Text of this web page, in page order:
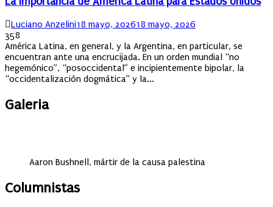
Author
Luciano AnzeliniPosted
18 mayo, 202618 mayo, 2026
358
América Latina, en general, y la Argentina, en particular, se
encuentran ante una encrucijada. En un orden mundial “no
hegemónico”, “posoccidental” e incipientemente bipolar, la
“occidentalización dogmática” y la...
Galeria
Aaron Bushnell, mártir de la causa palestina
Columnistas